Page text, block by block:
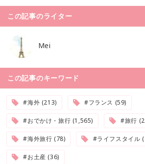
この記事のライター
Mei
この記事のキーワード
#海外 (213) #フランス (59)
#おでかけ・旅行 (1,565) #旅行
#海外旅行 (78) #ライフスタイル
#お土産 (36)